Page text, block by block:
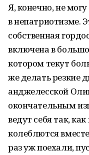
Я, конечно, не
в непатриотизме.
собственная
включена в
котором текут
же делать резкие
анджелесской
окончательным
ведут себя так,
колеблются
раз уж поехали,